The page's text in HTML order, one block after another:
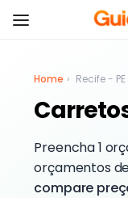
Home › Recife - PE
Preencha 1
orçamentos
compare